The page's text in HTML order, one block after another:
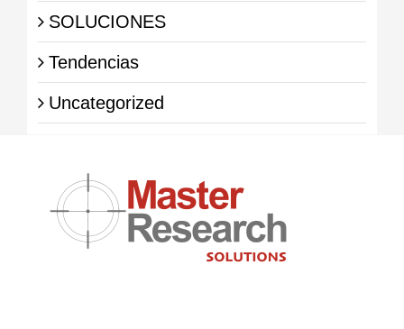
SOLUCIONES
Tendencias
Uncategorized